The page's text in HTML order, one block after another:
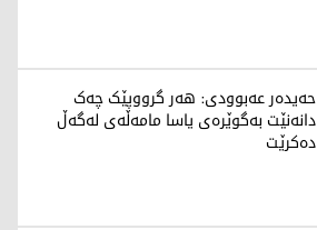
حەیدەر عەبوودی: هەر گرووپێک چەک
دانەنێت بەگوێرەی یاسا مامەڵەی لەگەڵ
دەکرێت